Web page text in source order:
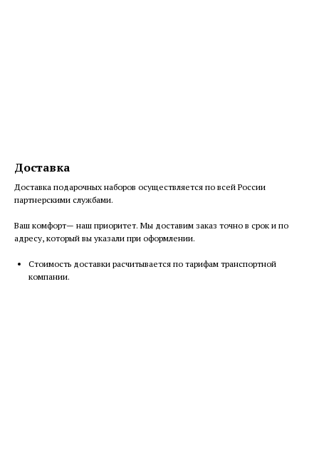
Доставка
Доставка подарочных наборов осуществляется по всей России
партнерскими службами.
Ваш комфорт— наш приоритет. Мы доставим заказ точно в срок и по
адресу, который вы указали при оформлении.
Cтоимость доставки расчитывается по тарифам транспортной
компании.